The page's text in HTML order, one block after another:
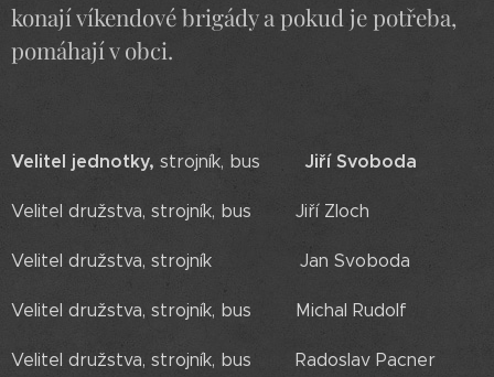
konají víkendové brigády a pokud je potřeba,
pomáhají v obci.
Velitel jednotky, strojník, bus Jiří Svoboda
Velitel družstva, strojník, bus Jiří Zloch
Velitel družstva, strojník Jan Svoboda
Velitel družstva, strojník, bus Michal Rudolf
Velitel družstva, strojník, bus Radoslav Pacner